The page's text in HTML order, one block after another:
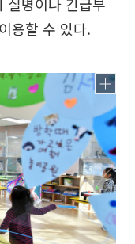
용할 수 있다.